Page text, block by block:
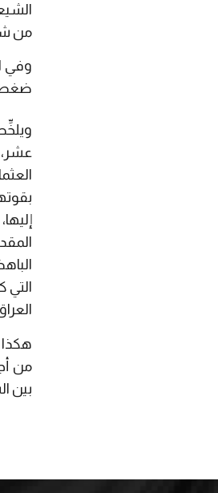
من
وفي
ضغط
عشر،
التي
هكذا
من
بين